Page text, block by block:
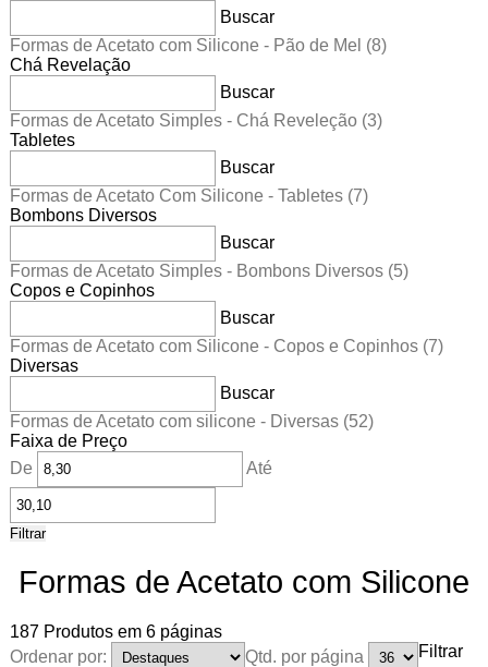
Buscar
Formas de Acetato com Silicone - Pão de Mel (8)
Chá Revelação
Buscar
Formas de Acetato Simples - Chá Reveleção (3)
Tabletes
Buscar
Formas de Acetato Com Silicone - Tabletes (7)
Bombons Diversos
Buscar
Formas de Acetato Simples - Bombons Diversos (5)
Copos e Copinhos
Buscar
Formas de Acetato com Silicone - Copos e Copinhos (7)
Diversas
Buscar
Formas de Acetato com silicone - Diversas (52)
Faixa de Preço
De
Até
Filtrar
Formas de Acetato com Silicone
187 Produtos em 6 páginas
Ordenar por:
Qtd. por página Filtrar